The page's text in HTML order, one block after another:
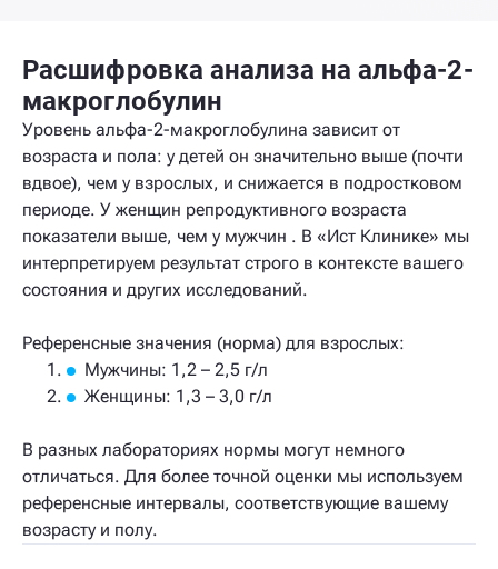
Расшифровка анализа на альфа-2-
макроглобулин
Уровень альфа-2-макроглобулина зависит от
возраста и пола: у детей он значительно выше (почти
вдвое), чем у взрослых, и снижается в подростковом
периоде. У женщин репродуктивного возраста
показатели выше, чем у мужчин . В «Ист Клинике» мы
интерпретируем результат строго в контексте вашего
состояния и других исследований.
Референсные значения (норма) для взрослых:
Мужчины: 1,2 – 2,5 г/л
Женщины: 1,3 – 3,0 г/л
В разных лабораториях нормы могут немного
отличаться. Для более точной оценки мы используем
референсные интервалы, соответствующие вашему
возрасту и полу.